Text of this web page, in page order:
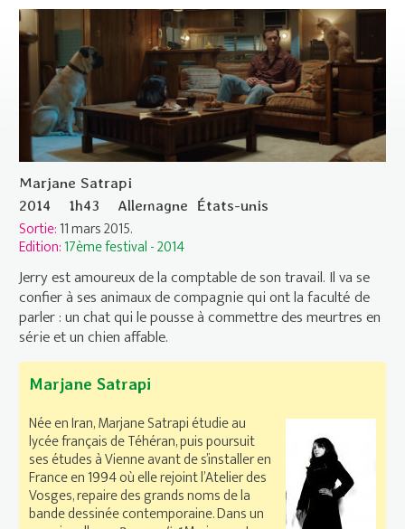
Marjane Satrapi
2014
1h43 Allemagne États-unis
Sortie:11 mars 2015.
Edition:17ème festival - 2014
Jerry est amoureux de la comptable de son travail. Il va se
confier à ses animaux de compagnie qui ont la faculté de
parler : un chat qui le pousse à commettre des meurtres en
série et un chien affable.
Marjane Satrapi
Née en Iran, Marjane Satrapi étudie au
lycée français de Téhéran, puis poursuit
ses études à Vienne avant de s’installer en
France en 1994 où elle rejoint l’Atelier des
Vosges, repaire des grands noms de la
bande dessinée contemporaine. Dans un